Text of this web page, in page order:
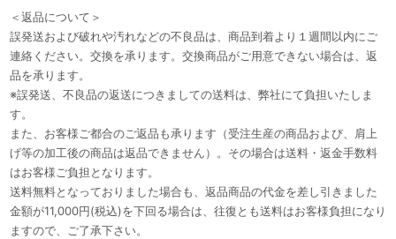
＜返品について＞
誤発送および破れや汚れなどの不良品は、商品到着より１週間以内にご
連絡ください。交換を承ります。交換商品がご用意できない場合は、返
品を承ります。
※誤発送、不良品の返送につきましての送料は、弊社にて負担いたしま
す。
また、お客様ご都合のご返品も承ります（受注生産の商品および、肩上
げ等の加工後の商品は返品できません）。その場合は送料・返金手数料
はお客様ご負担となります。
送料無料となっておりました場合も、返品商品の代金を差し引きました
金額が11,000円(税込)を下回る場合は、往復とも送料はお客様負担になり
ますので、ご了承下さい。